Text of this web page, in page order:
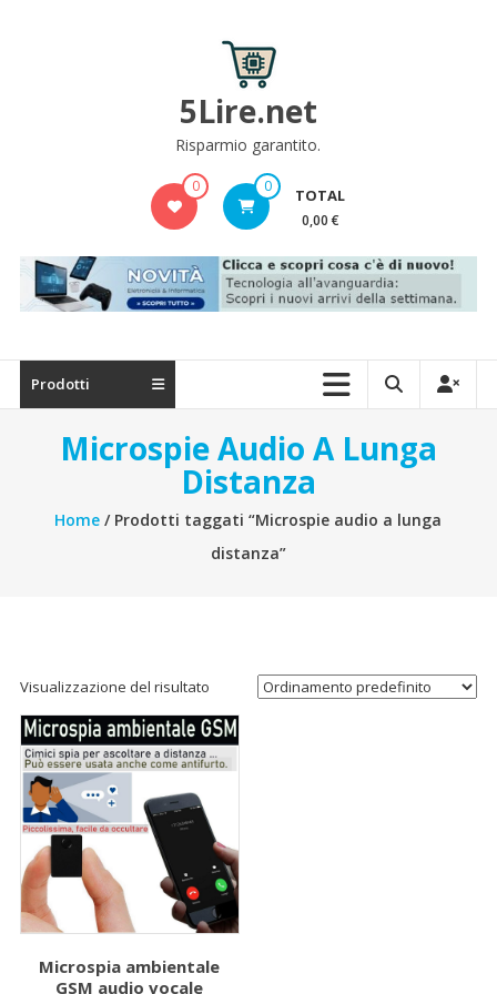
5Lire.net
Risparmio garantito.
0 0 TOTAL
0,00 €
Prodotti
Microspie Audio A Lunga
Distanza
Home / Prodotti taggati “Microspie audio a lunga
distanza”
Visualizzazione del risultato
Microspia ambientale
GSM audio vocale